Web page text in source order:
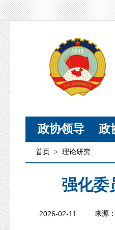
政协领导 政
首页 > 理论研究
强化委
2026-02-11 来源